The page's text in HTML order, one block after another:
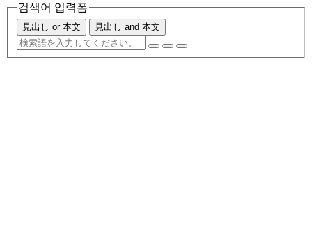
검색어 입력폼
見出し or 本文 見出し and 本文